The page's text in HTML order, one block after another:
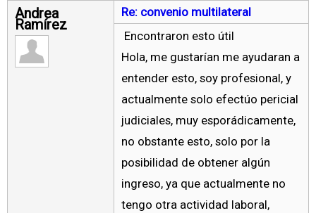
Andrea
Ramírez
Re: convenio multilateral
Encontraron esto útil
Hola, me gustarían me ayudaran a
entender esto, soy profesional, y
actualmente solo efectúo pericial
judiciales, muy esporádicamente,
no obstante esto, solo por la
posibilidad de obtener algún
ingreso, ya que actualmente no
tengo otra actividad laboral,